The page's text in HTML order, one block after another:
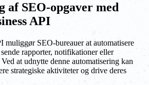
af SEO-opgaver med
API
muliggør SEO-bureauer at automatisere
rapporter, notifikationer eller
at udnytte denne automatisering kan
strategiske aktiviteter og drive deres